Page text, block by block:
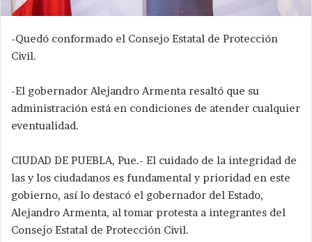
-Quedó conformado el Consejo Estatal de Protección
Civil.
-El gobernador Alejandro Armenta resaltó que su
administración está en condiciones de atender cualquier
eventualidad.
CIUDAD DE PUEBLA, Pue.- El cuidado de la integridad de
las y los ciudadanos es fundamental y prioridad en este
gobierno, así lo destacó el gobernador del Estado,
Alejandro Armenta, al tomar protesta a integrantes del
Consejo Estatal de Protección Civil.